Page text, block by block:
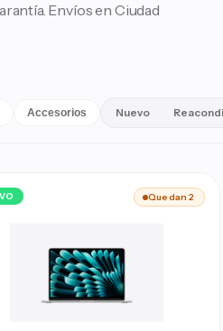
Envíos en Ciudad
Accesorios Nuevo
Quedan 2